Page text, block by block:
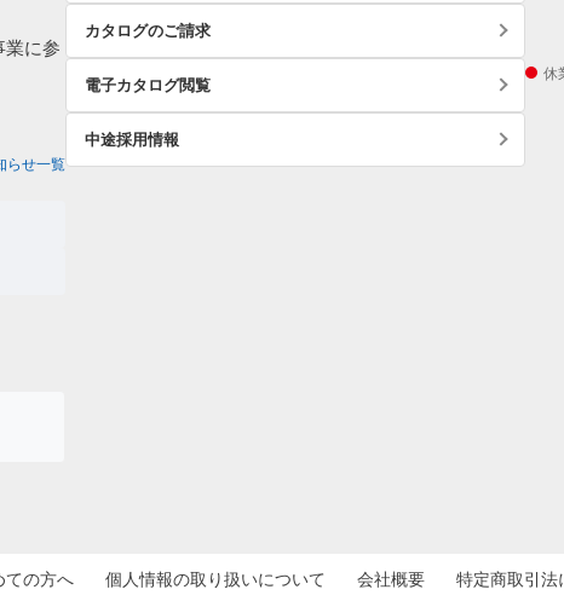
業に参
らせ一覧
カタログのご請求
電子カタログ閲覧
中途採用情報
休
ての方へ 個人情報の取り扱いについて 会社概要 特定商取引法